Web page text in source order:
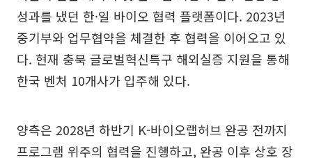
성과를 냈던 한·일 바이오 협력 플랫폼이다. 2023년
중기부와 업무협약을 체결한 후 협력을 이어오고 있
다. 현재 충북 글로벌혁신특구 해외실증 지원을 통해
한국 벤처 10개사가 입주해 있다.
양측은 2028년 하반기 K-바이오랩허브 완공 전까지
프로그램 위주의 협력을 진행하고, 완공 이후 상호 장